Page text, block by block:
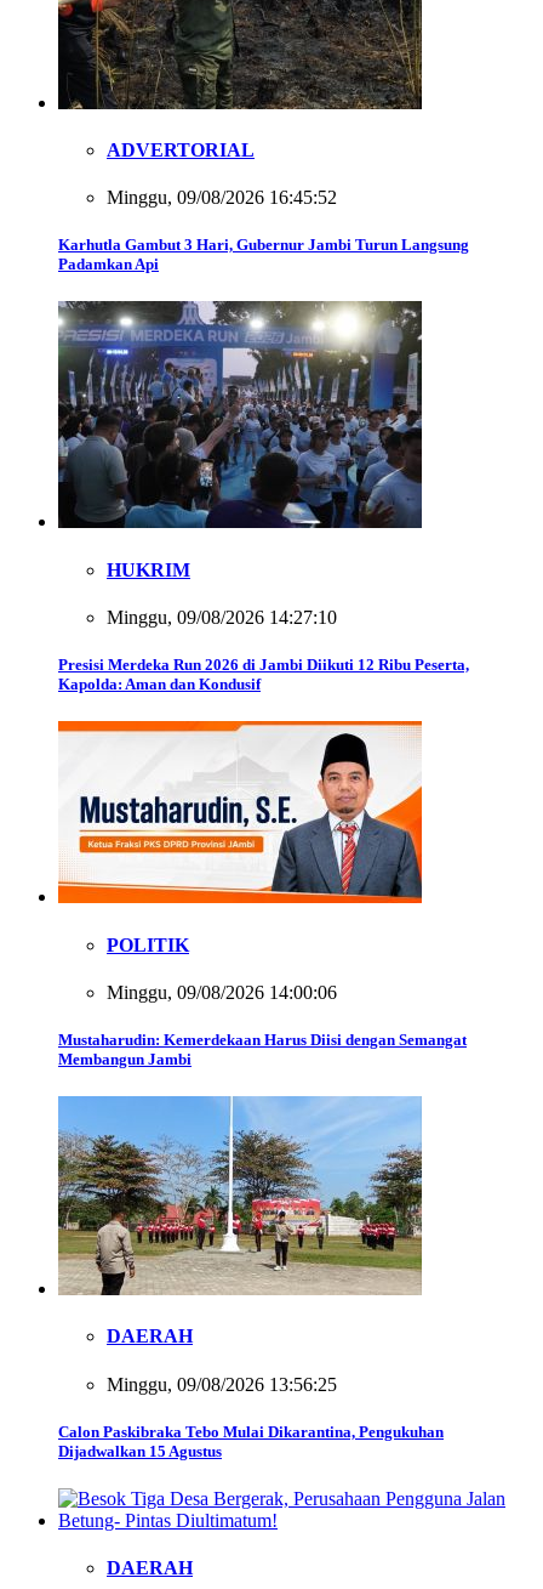
ADVERTORIAL
Minggu, 09/08/2026 16:45:52
Karhutla Gambut 3 Hari, Gubernur Jambi Turun Langsung
Padamkan Api
HUKRIM
Minggu, 09/08/2026 14:27:10
Presisi Merdeka Run 2026 di Jambi Diikuti 12 Ribu Peserta,
Kapolda: Aman dan Kondusif
POLITIK
Minggu, 09/08/2026 14:00:06
Mustaharudin: Kemerdekaan Harus Diisi dengan Semangat
Membangun Jambi
DAERAH
Minggu, 09/08/2026 13:56:25
Calon Paskibraka Tebo Mulai Dikarantina, Pengukuhan
Dijadwalkan 15 Agustus
DAERAH